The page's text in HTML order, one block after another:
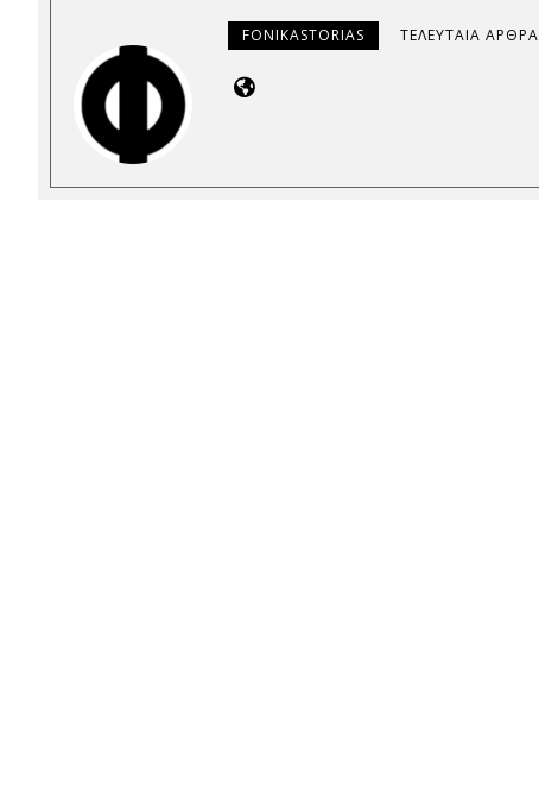
FONIKASTORIAS ΤΕΛΕΥΤΑΊΑ ΆΡΘΡΑ